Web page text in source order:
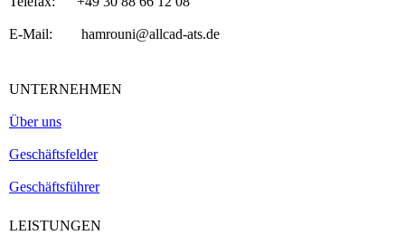
E-Mail: hamrouni@allcad-ats.de
UNTERNEHMEN
Über uns
Geschäftsfelder
Geschäftsführer
LEISTUNGEN